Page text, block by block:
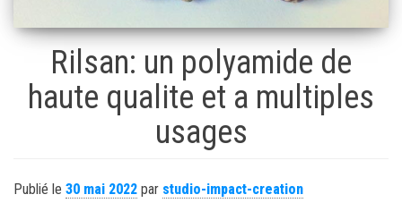
Rilsan: un polyamide de
haute qualite et a multiples
usages
Publié le 30 mai 2022 par studio-impact-creation